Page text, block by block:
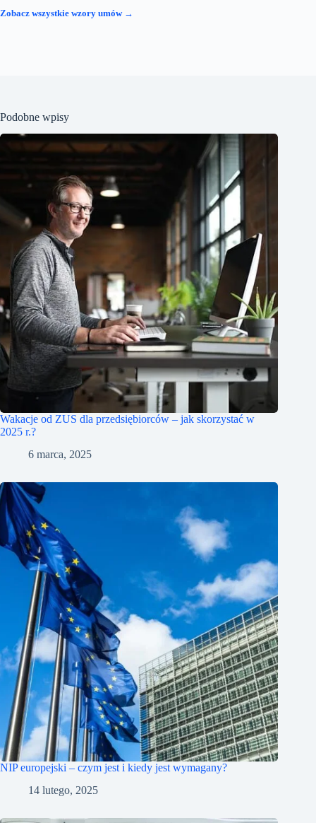
Zobacz wszystkie wzory umów →
Podobne wpisy
Wakacje od ZUS dla przedsiębiorców – jak skorzystać w
2025 r.?
6 marca, 2025
NIP europejski – czym jest i kiedy jest wymagany?
14 lutego, 2025